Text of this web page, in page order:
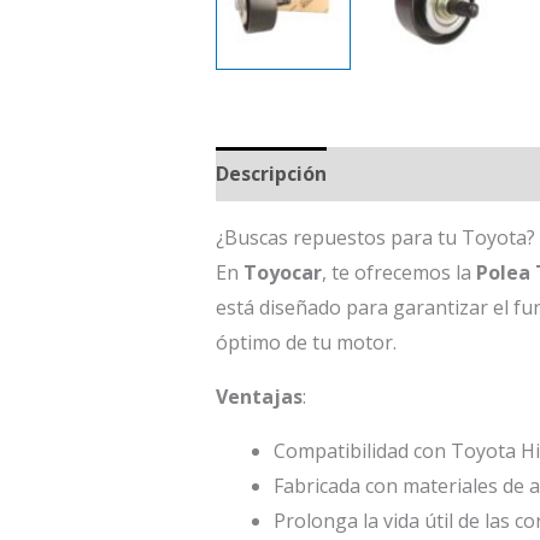
Descripción
¿Buscas repuestos para tu
En Toyocar, te ofrecemos la Polea
está diseñado para garantizar el
óptimo de tu motor.
Ventajas:
Compatibilidad con Toyota
Fabricada con materiales de
Prolonga la vida útil de las